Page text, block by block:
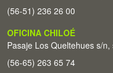
(56-51) 236 26 00
OFICINA CHILOÉ
Pasaje Los Queltehues s/
(56-65) 263 65 74